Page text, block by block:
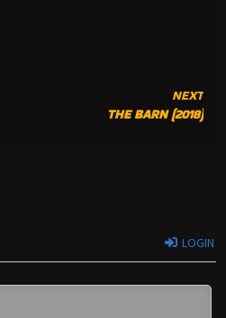
NEXT
THE BARN (2018)
LOGIN